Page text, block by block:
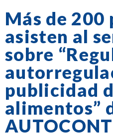
Más de 200
asisten al
sobre
publicidad
alimentos”